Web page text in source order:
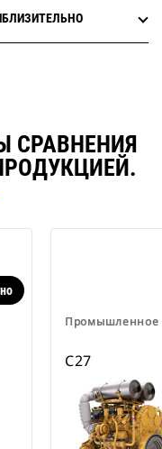
СРАВНЕНИЯ
Промышленное
C27